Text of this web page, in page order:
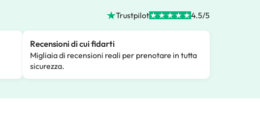
Trustpilot 4.5/5
Recensioni di cui fidarti
Migliaia di recensioni reali per prenotare in tutta
sicurezza.